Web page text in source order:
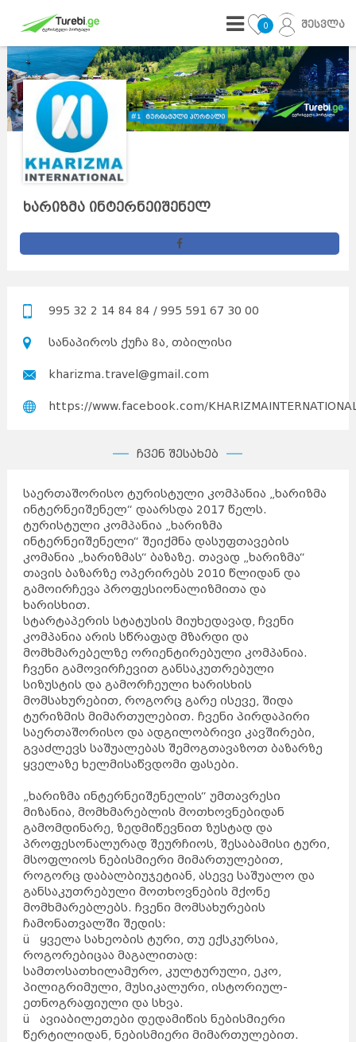
0 შესვლა
ხარიზმა ინტერნეიშენელ
995 32 2 14 84 84 / 995 591 67 30 00
სანაპიროს ქუჩა 8ა, თბილისი
kharizma.travel@gmail.com
https://www.facebook.com/
ჩვენ შესახებ
საერთაშორისო ტურისტული კომპანია „ხარიზმა
ინტერნეიშენელ“ დაარსდა 2017 წელს.
ტურისტული კომპანია „ხარიზმა
ინტერნეიშენელი“ შეიქმნა დასუფთავების
კომანია „ხარიზმას“ ბაზაზე. თავად „ხარიზმა“
თავის ბაზარზე ოპერირებს 2010 წლიდან და
გამოირჩევა პროფესიონალიზმითა და
ხარისხით.
სტარტაპერის სტატუსის მიუხედავად, ჩვენი
კომპანია არის სწრაფად მზარდი და
მომხმარებელზე ორიენტირებული კომპანია.
ჩვენი გამოვირჩევით განსაკუთრებული
სიზუსტის და გამორჩეული ხარისხის
მომსახურებით, როგორც გარე ისევე, შიდა
ტურიზმის მიმართულებით. ჩვენი პირდაპირი
საერთაშორისო და ადგილობრივი კავშირები,
გვაძლევს საშუალებას შემოგთავაზოთ ბაზარზე
ყველაზე ხელმისაწვდომი ფასები.
„ხარიზმა ინტერნეიშენელის“ უმთავრესი
მიზანია, მომხმარებლის მოთხოვნებიდან
გამომდინარე, ზედმიწევნით ზუსტად და
პროფესონალურად შეურჩიოს, შესაბამისი ტური,
მსოფლიოს ნებისმიერი მიმართულებით,
როგორც დაბალბიუჯეტიან, ასევე საშუალო და
განსაკუთრებული მოთხოვნების მქონე
მომხმარებლებს. ჩვენი მომსახურების
ჩამონათვალში შედის:
ü ყველა სახეობის ტური, თუ ექსკურსია,
როგორებიცაა მაგალითად:
სამთოსათხილამურო, კულტურული, ეკო,
პილიგრიმული, მუსიკალური, ისტორიულ-
ეთნოგრაფიული და სხვა.
ü ავიაბილეთები დედამიწის ნებისმიერი
წერტილიდან, ნებისმიერი მიმართულებით.